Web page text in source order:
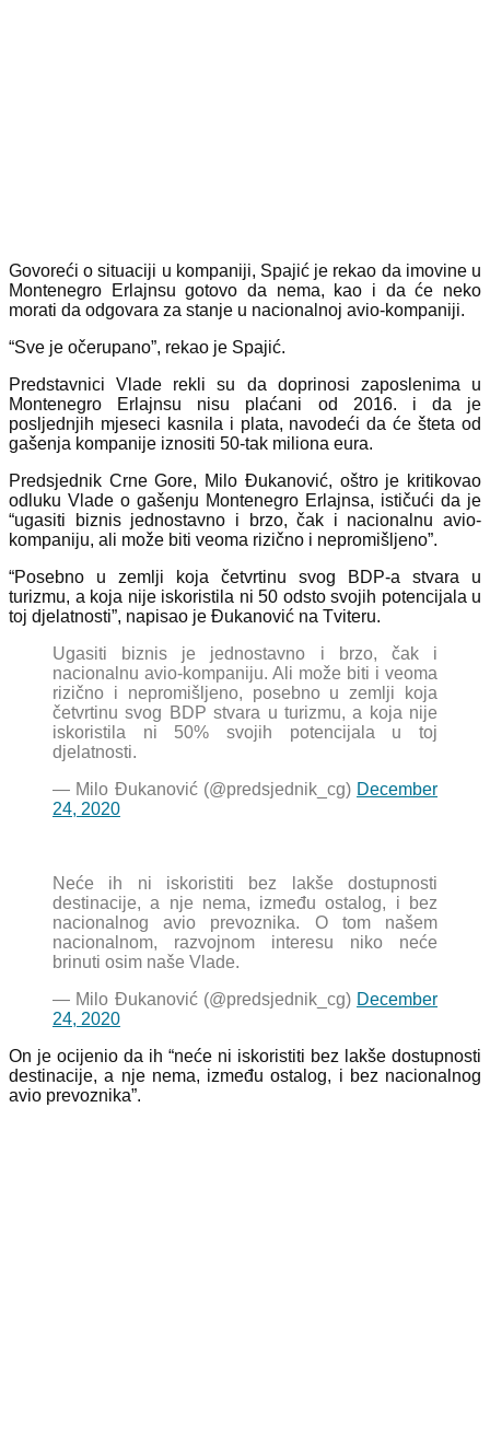
Govoreći o situaciji u kompaniji, Spajić je rekao da imovine u
Montenegro Erlajnsu gotovo da nema, kao i da će neko
morati da odgovara za stanje u nacionalnoj avio-kompaniji.
“Sve je očerupano”, rekao je Spajić.
Predstavnici Vlade rekli su da doprinosi zaposlenima u
Montenegro Erlajnsu nisu plaćani od 2016. i da je
posljednjih mjeseci kasnila i plata, navodeći da će šteta od
gašenja kompanije iznositi 50-tak miliona eura.
Predsjednik Crne Gore, Milo Đukanović, oštro je kritikovao
odluku Vlade o gašenju Montenegro Erlajnsa, ističući da je
“ugasiti biznis jednostavno i brzo, čak i nacionalnu avio-
kompaniju, ali može biti veoma rizično i nepromišljeno”.
“Posebno u zemlji koja četvrtinu svog BDP-a stvara u
turizmu, a koja nije iskoristila ni 50 odsto svojih potencijala u
toj djelatnosti”, napisao je Đukanović na Tviteru.
Ugasiti biznis je jednostavno i brzo, čak i
nacionalnu avio-kompaniju. Ali može biti i veoma
rizično i nepromišljeno, posebno u zemlji koja
četvrtinu svog BDP stvara u turizmu, a koja nije
iskoristila ni 50% svojih potencijala u toj
djelatnosti.
— Milo Đukanović (@predsjednik_cg) December
24, 2020
Neće ih ni iskoristiti bez lakše dostupnosti
destinacije, a nje nema, između ostalog, i bez
nacionalnog avio prevoznika. O tom našem
nacionalnom, razvojnom interesu niko neće
brinuti osim naše Vlade.
— Milo Đukanović (@predsjednik_cg) December
24, 2020
On je ocijenio da ih “neće ni iskoristiti bez lakše dostupnosti
destinacije, a nje nema, između ostalog, i bez nacionalnog
avio prevoznika”.